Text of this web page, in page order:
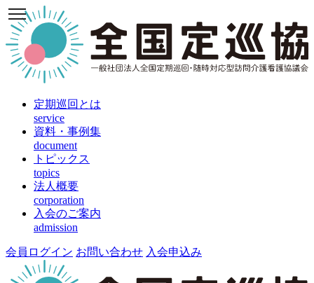
定期巡回とは
service
資料・事例集
document
トピックス
topics
法人概要
corporation
入会のご案内
admission
会員ログイン お問い合わせ 入会申込み